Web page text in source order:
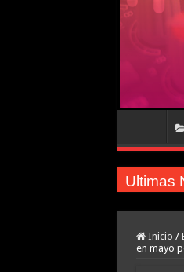
Ultimas
Inicio /
en mayo